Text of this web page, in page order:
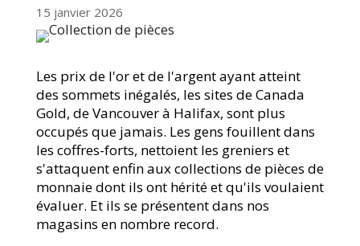
15 janvier 2026
Les prix de l'or et de l'argent ayant atteint
des sommets inégalés, les sites de Canada
Gold, de Vancouver à Halifax, sont plus
occupés que jamais. Les gens fouillent dans
les coffres-forts, nettoient les greniers et
s'attaquent enfin aux collections de pièces de
monnaie dont ils ont hérité et qu'ils voulaient
évaluer. Et ils se présentent dans nos
magasins en nombre record.